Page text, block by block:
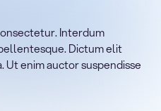
consectetur adipiscing elit.
eros elementum tristique.
ornare, eros dolor interdum
vitae erat. Aenean
id rutrum lorem imperdiet.
posuere.
Interdum
Dictum elit
Ut enim auctor suspendisse